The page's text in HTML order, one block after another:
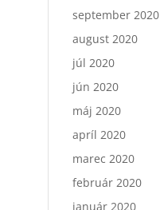
september 2020
august 2020
júl 2020
jún 2020
máj 2020
apríl 2020
marec 2020
február 2020
január 2020